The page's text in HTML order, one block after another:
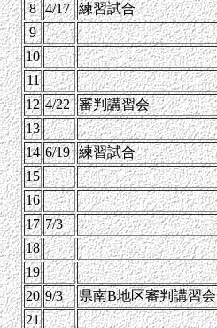
8 4/17 練習試合
9
10
11
12 4/22 審判講習会
13
14 6/19 練習試合
15
16
17 7/3
18
19
20 9/3 県南B地区審判講習会
21